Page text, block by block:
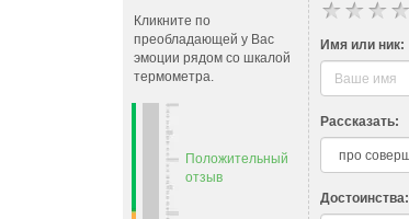
Кликните по
преобладающей у Вас
эмоции рядом со шкалой
термометра.
Положительный
отзыв
Имя или ник:
Рассказать:
Достоинства: